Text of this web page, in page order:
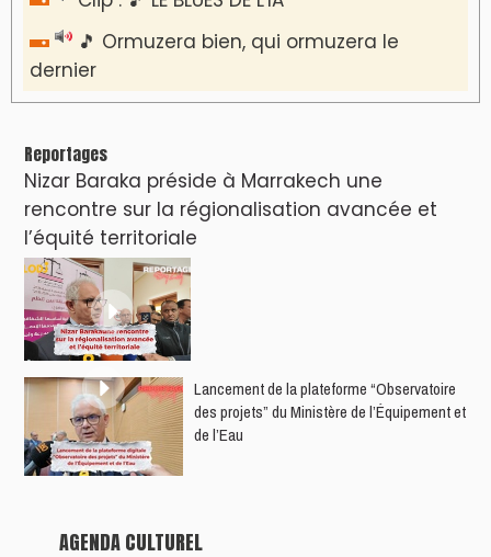
AGENDA CULTUREL
Nacim Haddad en Concert à Tétouan – Ayta
Nacim Haddad débarque à Tanger : Le
Souffle du Nord s'éveille !
Nacim Haddad Ayta World Tour à Rabat (
4ème date )
Hatim Ammor En Concert Exclusif à Tanger :
Un show Live Exceptionnel Cet été !
YASSAR présente son nouveau spectacle
"LAMHAYAB" à Rabat